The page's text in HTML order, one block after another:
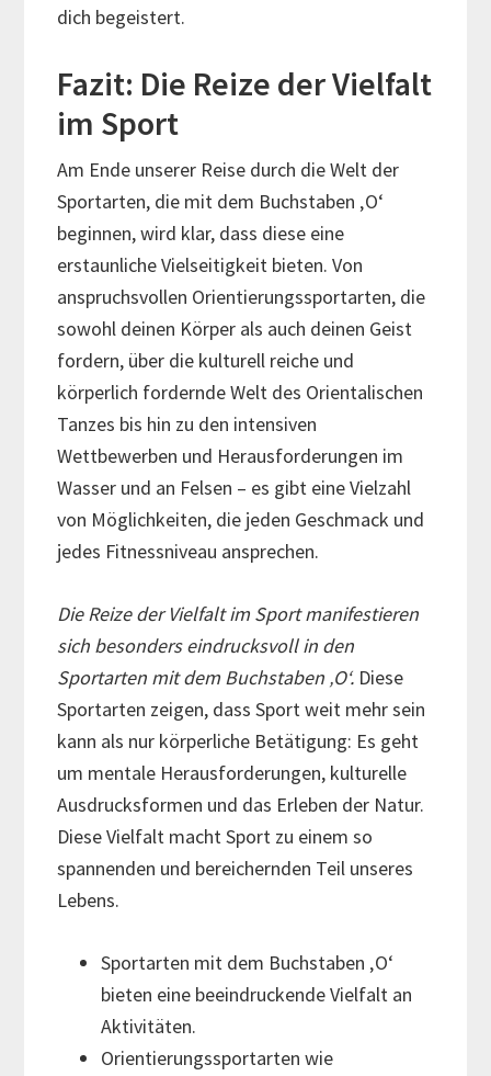
dich begeistert.
Fazit: Die Reize der Vielfalt
im Sport
Am Ende unserer Reise durch die Welt der
Sportarten, die mit dem Buchstaben ‚O‘
beginnen, wird klar, dass diese eine
erstaunliche Vielseitigkeit bieten. Von
anspruchsvollen Orientierungssportarten, die
sowohl deinen Körper als auch deinen Geist
fordern, über die kulturell reiche und
körperlich fordernde Welt des Orientalischen
Tanzes bis hin zu den intensiven
Wettbewerben und Herausforderungen im
Wasser und an Felsen – es gibt eine Vielzahl
von Möglichkeiten, die jeden Geschmack und
jedes Fitnessniveau ansprechen.
Die Reize der Vielfalt im Sport manifestieren
sich besonders eindrucksvoll in den
Sportarten mit dem Buchstaben ‚O‘. Diese
Sportarten zeigen, dass Sport weit mehr sein
kann als nur körperliche Betätigung: Es geht
um mentale Herausforderungen, kulturelle
Ausdrucksformen und das Erleben der Natur.
Diese Vielfalt macht Sport zu einem so
spannenden und bereichernden Teil unseres
Lebens.
Sportarten mit dem Buchstaben ‚O‘
bieten eine beeindruckende Vielfalt an
Aktivitäten.
Orientierungssportarten wie